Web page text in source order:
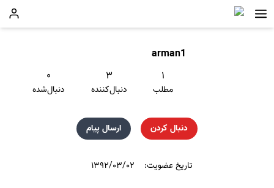
arman1
۱
مطلب
۳
دنبال‌کننده
۰
دنبال‌شده
دنبال کردن ارسال پیام
تاریخ عضویت: ۱۳۹۲/۰۳/۰۲